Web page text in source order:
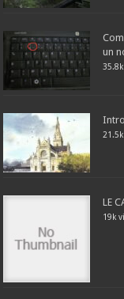
un
LE
19k